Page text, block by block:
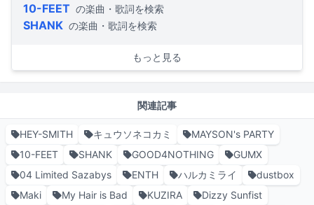
10-FEET の楽曲・歌詞を検索
SHANK の楽曲・歌詞を検索
もっと見る
関連記事
HEY-SMITH キュウソネコカミ
MAYSON's PARTY
10-FEET
SHANK GOOD4NOTHING
GUMX
04 Limited Sazabys
ENTH ハルカミライ
dustbox
Maki
My Hair is Bad KUZIRA
Dizzy Sunfist